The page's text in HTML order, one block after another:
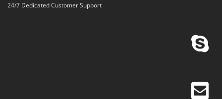
24/7 Dedicated Customer Support